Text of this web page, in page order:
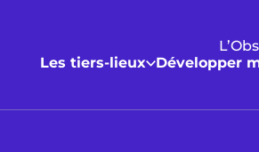
Les tiers-lieux
Développer